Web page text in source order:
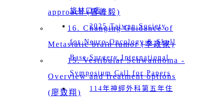
旅林口店)
2025 Taiwan Society
for Neuro-Oncology & Skull
Base Surgery International
Symposium Call for Papers
114年神經外科第五年住
approach (曾峰毅)
16. Changing Guidance of
Metastatic brain tumor (李政家)
15. Vestibular Schwannoma -
Overview and treatment options
(廖致翔)